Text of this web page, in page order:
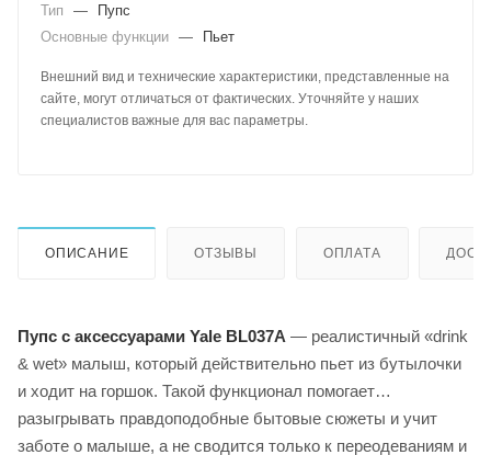
Тип
—
Пупс
Основные функции — Пьет
Внешний вид и технические характеристики, представленные на
сайте, могут отличаться от фактических. Уточняйте у наших
специалистов важные для вас параметры.
ОПИСАНИЕ ОТЗЫВЫ ОПЛАТА
Пупс с аксессуарами Yale BL037A — реалистичный «drink
& wet» малыш, который действительно пьет из бутылочки
и ходит на горшок. Такой функционал помогает
разыгрывать правдоподобные бытовые сюжеты и учит
заботе о малыше, а не сводится только к переодеваниям и